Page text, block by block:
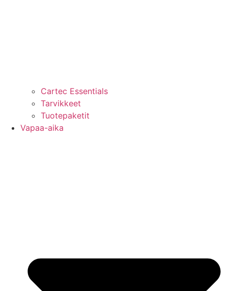
Cartec Essentials
Tarvikkeet
Tuotepaketit
Vapaa-aika